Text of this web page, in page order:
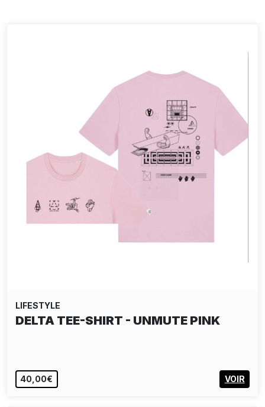
LIFESTYLE
DELTA TEE-SHIRT - UNMUTE PINK
40,00€ VOIR